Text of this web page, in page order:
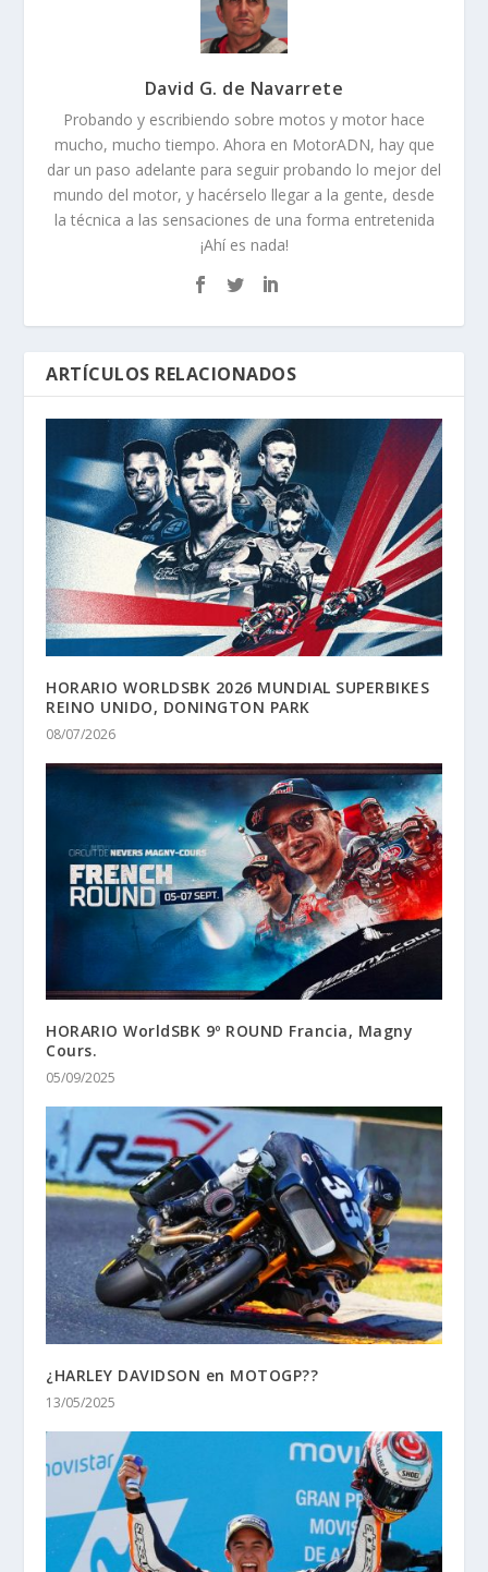
David G. de Navarrete
Probando y escribiendo sobre motos y motor hace
mucho, mucho tiempo. Ahora en MotorADN, hay que
dar un paso adelante para seguir probando lo mejor del
mundo del motor, y hacérselo llegar a la gente, desde
la técnica a las sensaciones de una forma entretenida
¡Ahí es nada!
ARTÍCULOS RELACIONADOS
HORARIO WORLDSBK 2026 MUNDIAL SUPERBIKES
REINO UNIDO, DONINGTON PARK
08/07/2026
HORARIO WorldSBK 9º ROUND Francia, Magny
Cours.
05/09/2025
¿HARLEY DAVIDSON en MOTOGP??
13/05/2025